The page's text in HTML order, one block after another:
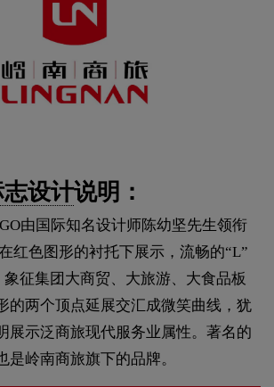
设计说明：
由国际知名设计师陈幼坚先生领衔
红色图形的衬托下展示，流畅的“L”
象征集团大商贸、大旅游、大食品板
的两个顶点延展交汇成微笑曲线，犹
展示泛商旅现代服务业属性。著名的
是岭南商旅旗下的品牌。